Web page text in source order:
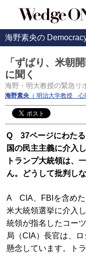
海野素央の
「ずばり、米朝
に聞く
海野・明大教授の緊急リ
海野素央 （ 明治大学教授 心
Q 37ページにわたる
国の民主主義に介入
トランプ大統領は、
ん。どうして批判し
A CIA、FBIを含めた
米大統領選挙に介入
統領が指名したコー
局（CIA）長官は、
懸念しています。ト